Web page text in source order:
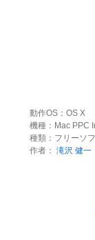
動作OS：OS X
機種：Mac PPC
種類：フリーソ
作者： 滝沢 健一